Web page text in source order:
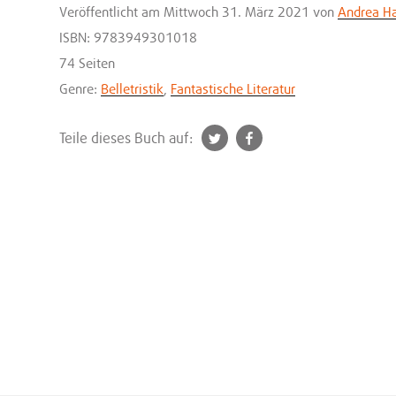
Veröffentlicht am Mittwoch 31. März 2021 vonAndrea
ISBN: 9783949301018
74 Seiten
Genre: Belletristik Fantastische Literatur
Teile dieses Buch auf:
t
f